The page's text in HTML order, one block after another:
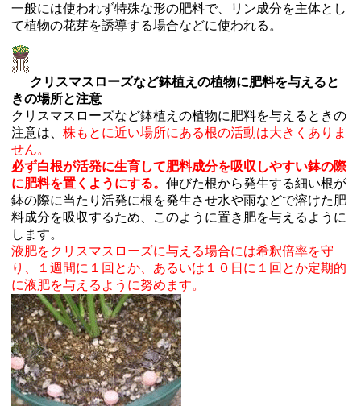
一般には使われず特殊な形の肥料で、リン成分を主体とし
て植物の花芽を誘導する場合などに使われる。
クリスマスローズなど鉢植えの植物に肥料を与えると
きの場所と注意
クリスマスローズなど鉢植えの植物に肥料を与えるときの
注意は、 株もとに近い場所にある根の活動は大きくありま
せん。
必ず白根が活発に生育して肥料成分を吸収しやすい鉢の際
に肥料を置くようにする。 伸びた根から発生する細い根が
鉢の際に当たり活発に根を発生させ水や雨などで溶けた肥
料成分を吸収するため、このように置き肥を与えるように
します。
液肥をクリスマスローズに与える場合には希釈倍率を守
り、１週間に１回とか、あるいは１０日に１回とか定期的
に液肥を与えるように努めます。